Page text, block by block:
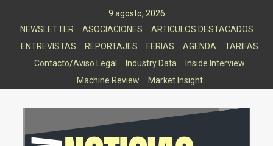
9 agosto, 2026
NEWSLETTER
ASOCIACIONES
ARTICULOS DESTACADOS
ENTREVISTAS
REPORTAJES FERIAS AGENDA
TARIFAS
Contacto/Aviso Legal
Industry Data
Inside Interview
Machine Review
Market Insight